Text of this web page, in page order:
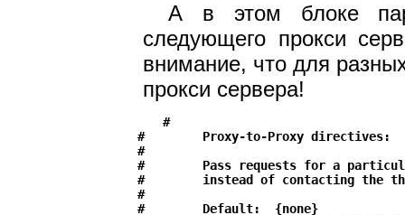
А в этом блоке
следующего прокси
внимание, что для
прокси сервера!
#
#        Proxy-to-Proxy directives:
#
#        Pass requests for a
#        instead of contacting the the
#
#        Default:  {none}